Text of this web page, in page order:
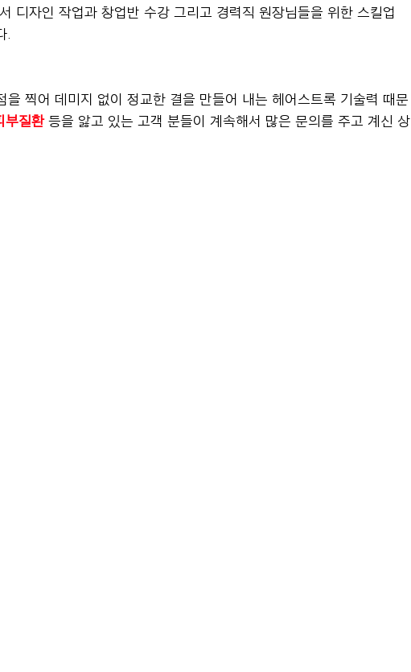
디자인 작업과 창업반 수강 그리고 경력직 원장님들을 위한 스킬업
.
을 찍어 데미지 없이 정교한 결을 만들어 내는 헤어스트록 기술력 때문
부질환 등을 앓고 있는 고객 분들이 계속해서 많은 문의를 주고 계신 상